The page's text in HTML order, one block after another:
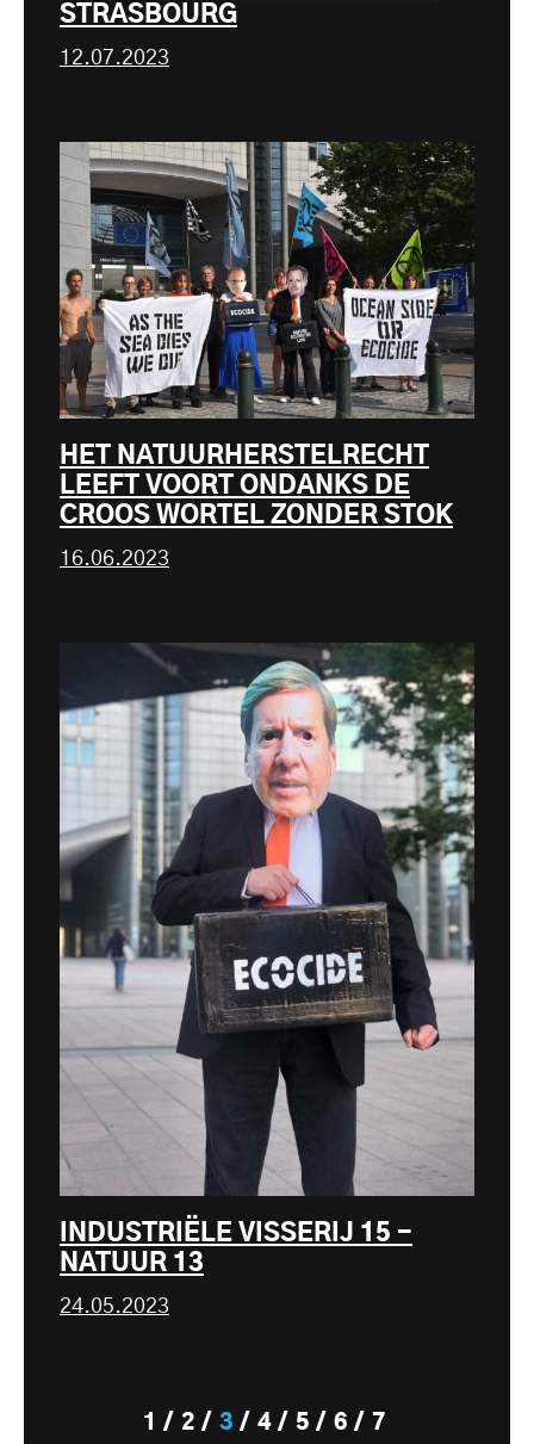
STRASBOURG
12.07.2023
HET NATUURHERSTELRECHT
LEEFT VOORT ONDANKS DE
CROOS WORTEL ZONDER STOK
16.06.2023
INDUSTRIËLE VISSERIJ 15 -
NATUUR 13
24.05.2023
1 2 3 4 5 6 7